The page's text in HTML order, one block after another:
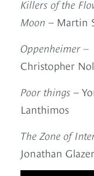
Killers of the
Moon – Martin
Oppenheimer –
Christopher
Poor things –
Lanthimos
The Zone of
Jonathan Glazer